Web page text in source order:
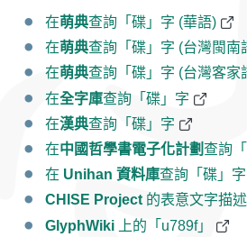
在萌典查詢「碟」字 (華語)
在萌典查詢「碟」字 (台灣閩南
在萌典查詢「碟」字 (台灣客家
在全字庫查詢「碟」字
在漢典查詢「碟」字
在中國哲學書電子化計劃查詢
在 Unihan 資料庫查詢「碟」字
CHISE Project 的表意文字描
GlyphWiki 上的「u789f」